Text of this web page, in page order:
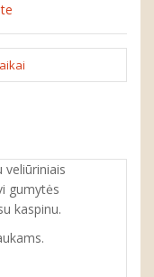
veliūriniais
gumytės
kaspinu.